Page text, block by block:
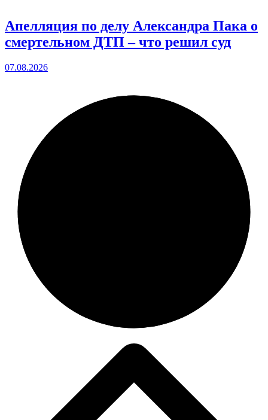
Апелляция по делу Александра Пака о
смертельном ДТП – что решил суд
07.08.2026